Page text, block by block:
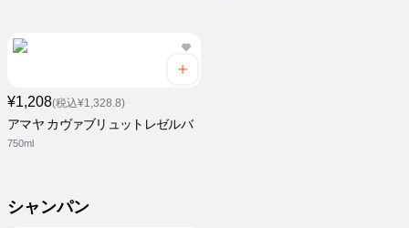
¥1,208(税込¥1,328.8)
アマヤ カヴァブリュットレゼルバ
750ml
シャンパン